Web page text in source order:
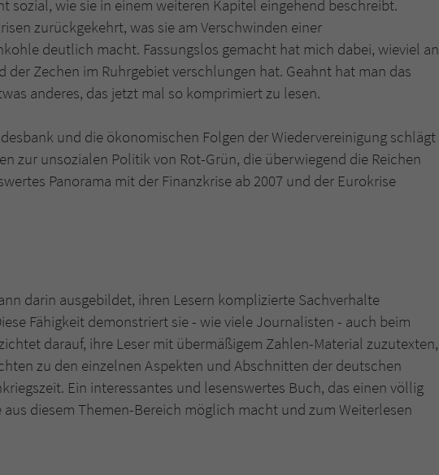
sozial, wie sie in einem weiteren Kapitel eingehend beschreibt.
zurückgekehrt, was sie am Verschwinden einer
deutlich macht. Fassungslos gemacht hat mich dabei, wieviel an
der Zechen im Ruhrgebiet verschlungen hat. Geahnt hat man das
anderes, das jetzt mal so komprimiert zu lesen.
und die ökonomischen Folgen der Wiedervereinigung schlägt
zur unsozialen Politik von Rot-Grün, die überwiegend die Reichen
Panorama mit der Finanzkrise ab 2007 und der Eurokrise
darin ausgebildet, ihren Lesern komplizierte Sachverhalte
Fähigkeit demonstriert sie - wie viele Journalisten - auch beim
darauf, ihre Leser mit übermäßigem Zahlen-Material zuzutexten,
zu den einzelnen Aspekten und Abschnitten der deutschen
Ein interessantes und lesenswertes Buch, das einen völlig
diesem Themen-Bereich möglich macht und zum Weiterlesen